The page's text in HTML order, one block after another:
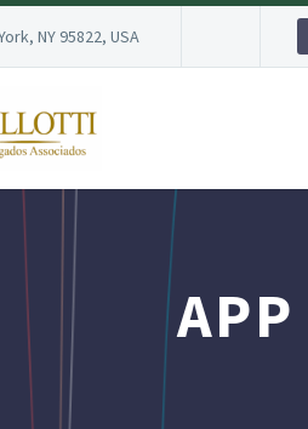
NY 95822, USA